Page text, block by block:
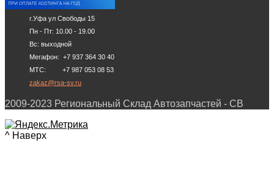
г.Уфа ул Свободы 15
Пн - Пт: 10.00 - 19.00
Вс: выходной
Мегафон: +7 937 364 30 40
МТС: +7 987 053 08 53
zakaz@rsa-sv.ru
2009-2023 Региональный Склад Автозапчастей - СВ
^ Наверх